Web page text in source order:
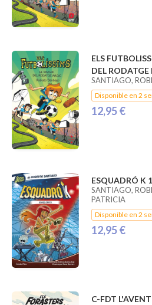
ELS
DEL
SANTIAGO,
Disponible en 2
12,95 €
ESQUADRÓ K
SANTIAGO,
PATRICIA
Disponible en 2
12,95 €
C-FDT